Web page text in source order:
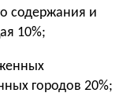
содержания и
10%;
городов 20%;